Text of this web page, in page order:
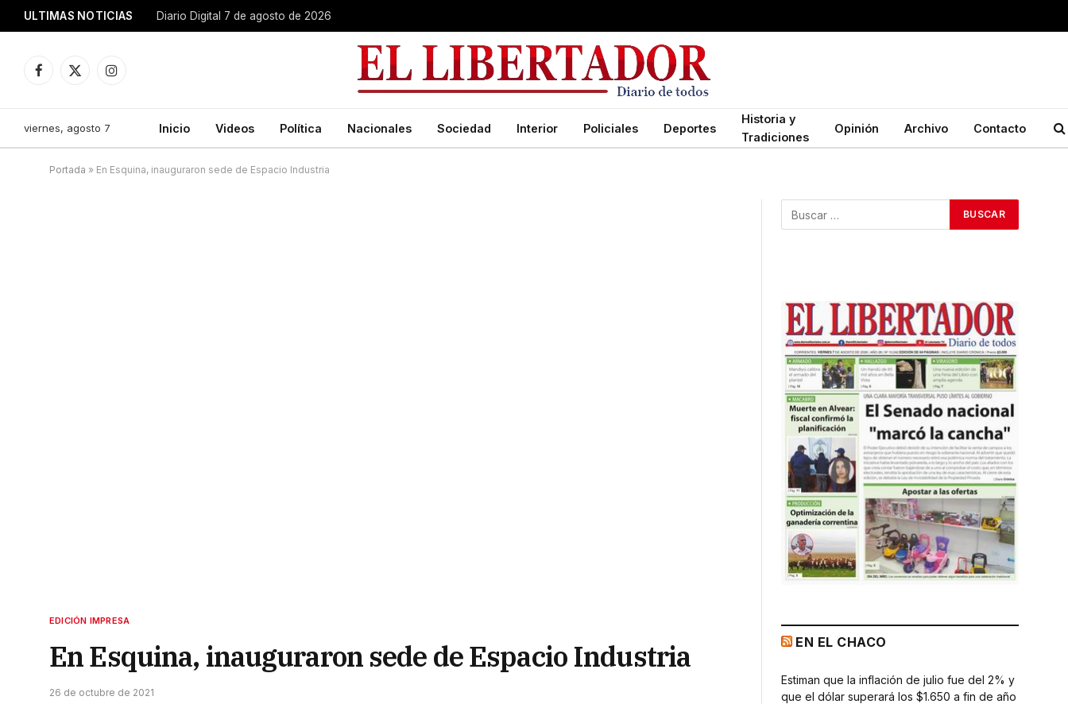
ULTIMAS NOTICIAS Diario Digital 7 de agosto de 2026
Facebook
X
Instagram
viernes, agosto 7 Inicio Videos Política Nacionales Sociedad Interior Policiales Deportes
Historia y
Tradiciones
Opinión Archivo Contacto
Portada » En Esquina, inauguraron sede de Espacio Industria
EDICIÓN IMPRESA
En Esquina, inauguraron sede de Espacio Industria
26 de octubre de 2021
EN EL CHACO
Estiman que la inflación de julio fue del 2% y
que el dólar superará los $1.650 a fin de año